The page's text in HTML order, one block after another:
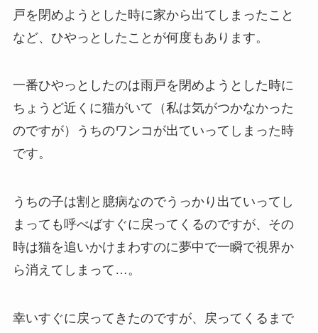
戸を閉めようとした時に家から出てしまったこと
など、ひやっとしたことが何度もあります。
一番ひやっとしたのは雨戸を閉めようとした時に
ちょうど近くに猫がいて（私は気がつかなかった
のですが）うちのワンコが出ていってしまった時
です。
うちの子は割と臆病なのでうっかり出ていってし
まっても呼べばすぐに戻ってくるのですが、その
時は猫を追いかけまわすのに夢中で一瞬で視界か
ら消えてしまって…。
幸いすぐに戻ってきたのですが、戻ってくるまで